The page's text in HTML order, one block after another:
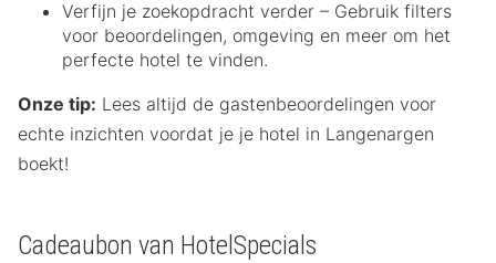
Verfijn je zoekopdracht verder – Gebruik filters
voor beoordelingen, omgeving en meer om het
perfecte hotel te vinden.
Onze tip: Lees altijd de gastenbeoordelingen voor
echte inzichten voordat je je hotel in Langenargen
boekt!
Cadeaubon van HotelSpecials